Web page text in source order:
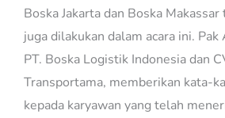
Boska Jakarta dan Boska
juga dilakukan dalam acara ini.
PT. Boska Logistik Indonesia dan
Transportama, memberikan kata-
kepada karyawan yang telah